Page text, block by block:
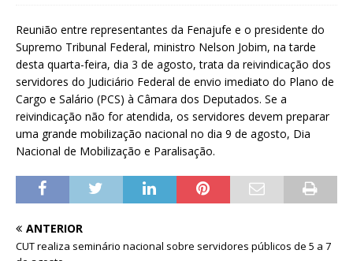
Reunião entre representantes da Fenajufe e o presidente do
Supremo Tribunal Federal, ministro Nelson Jobim, na tarde
desta quarta-feira, dia 3 de agosto, trata da reivindicação dos
servidores do Judiciário Federal de envio imediato do Plano de
Cargo e Salário (PCS) à Câmara dos Deputados. Se a
reivindicação não for atendida, os servidores devem preparar
uma grande mobilização nacional no dia 9 de agosto, Dia
Nacional de Mobilização e Paralisação.
ANTERIOR
CUT realiza seminário nacional sobre servidores públicos de 5 a 7